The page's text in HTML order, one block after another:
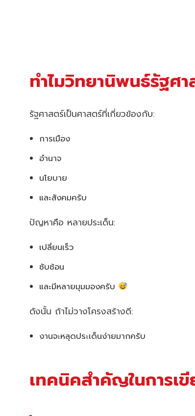
ทำไมวิทยานิพนธ์รัฐศ
รัฐศาสตร์เป็นศาสตร์ที่เกี่ยวข้องกับ:
การเมือง
อำนาจ
นโยบาย
และสังคมครับ
ปัญหาคือ หลายประเด็น:
เปลี่ยนเร็ว
ซับซ้อน
และมีหลายมุมมองครับ
ดังนั้น ถ้าไม่วางโครงสร้างดี:
งานจะหลุดประเด็นง่ายมากครับ
เทคนิคสำคัญในการเ